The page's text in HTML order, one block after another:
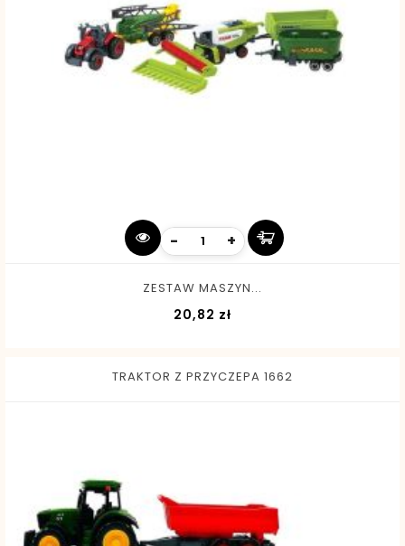
- +
ZESTAW MASZYN...
20,82 złCena
TRAKTOR Z PRZYCZEPA 1662